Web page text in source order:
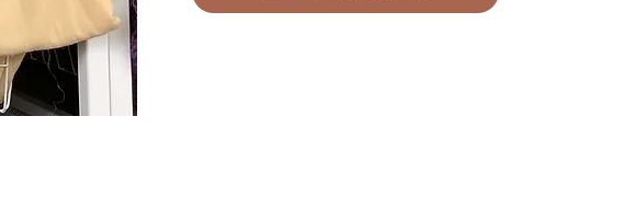
ます。その為、ラップの両面の端が綺麗に縫